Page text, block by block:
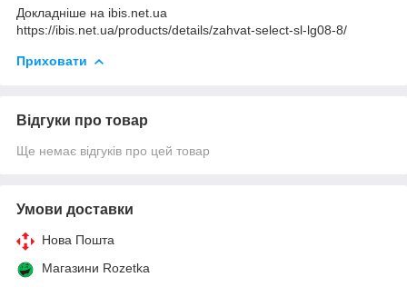
Докладніше на ibis.net.ua
https://ibis.net.ua/products/details/zahvat-select-sl-lg08-8/
Приховати
Відгуки про товар
Ще немає відгуків про цей товар
Умови доставки
Нова Пошта
Магазини Rozetka